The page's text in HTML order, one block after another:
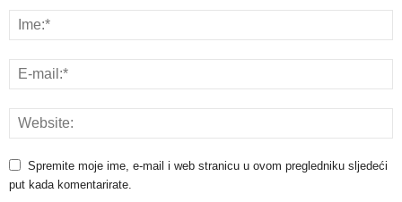
Spremite moje ime, e-mail i web stranicu u ovom pregledniku sljedeći
put kada komentarirate.